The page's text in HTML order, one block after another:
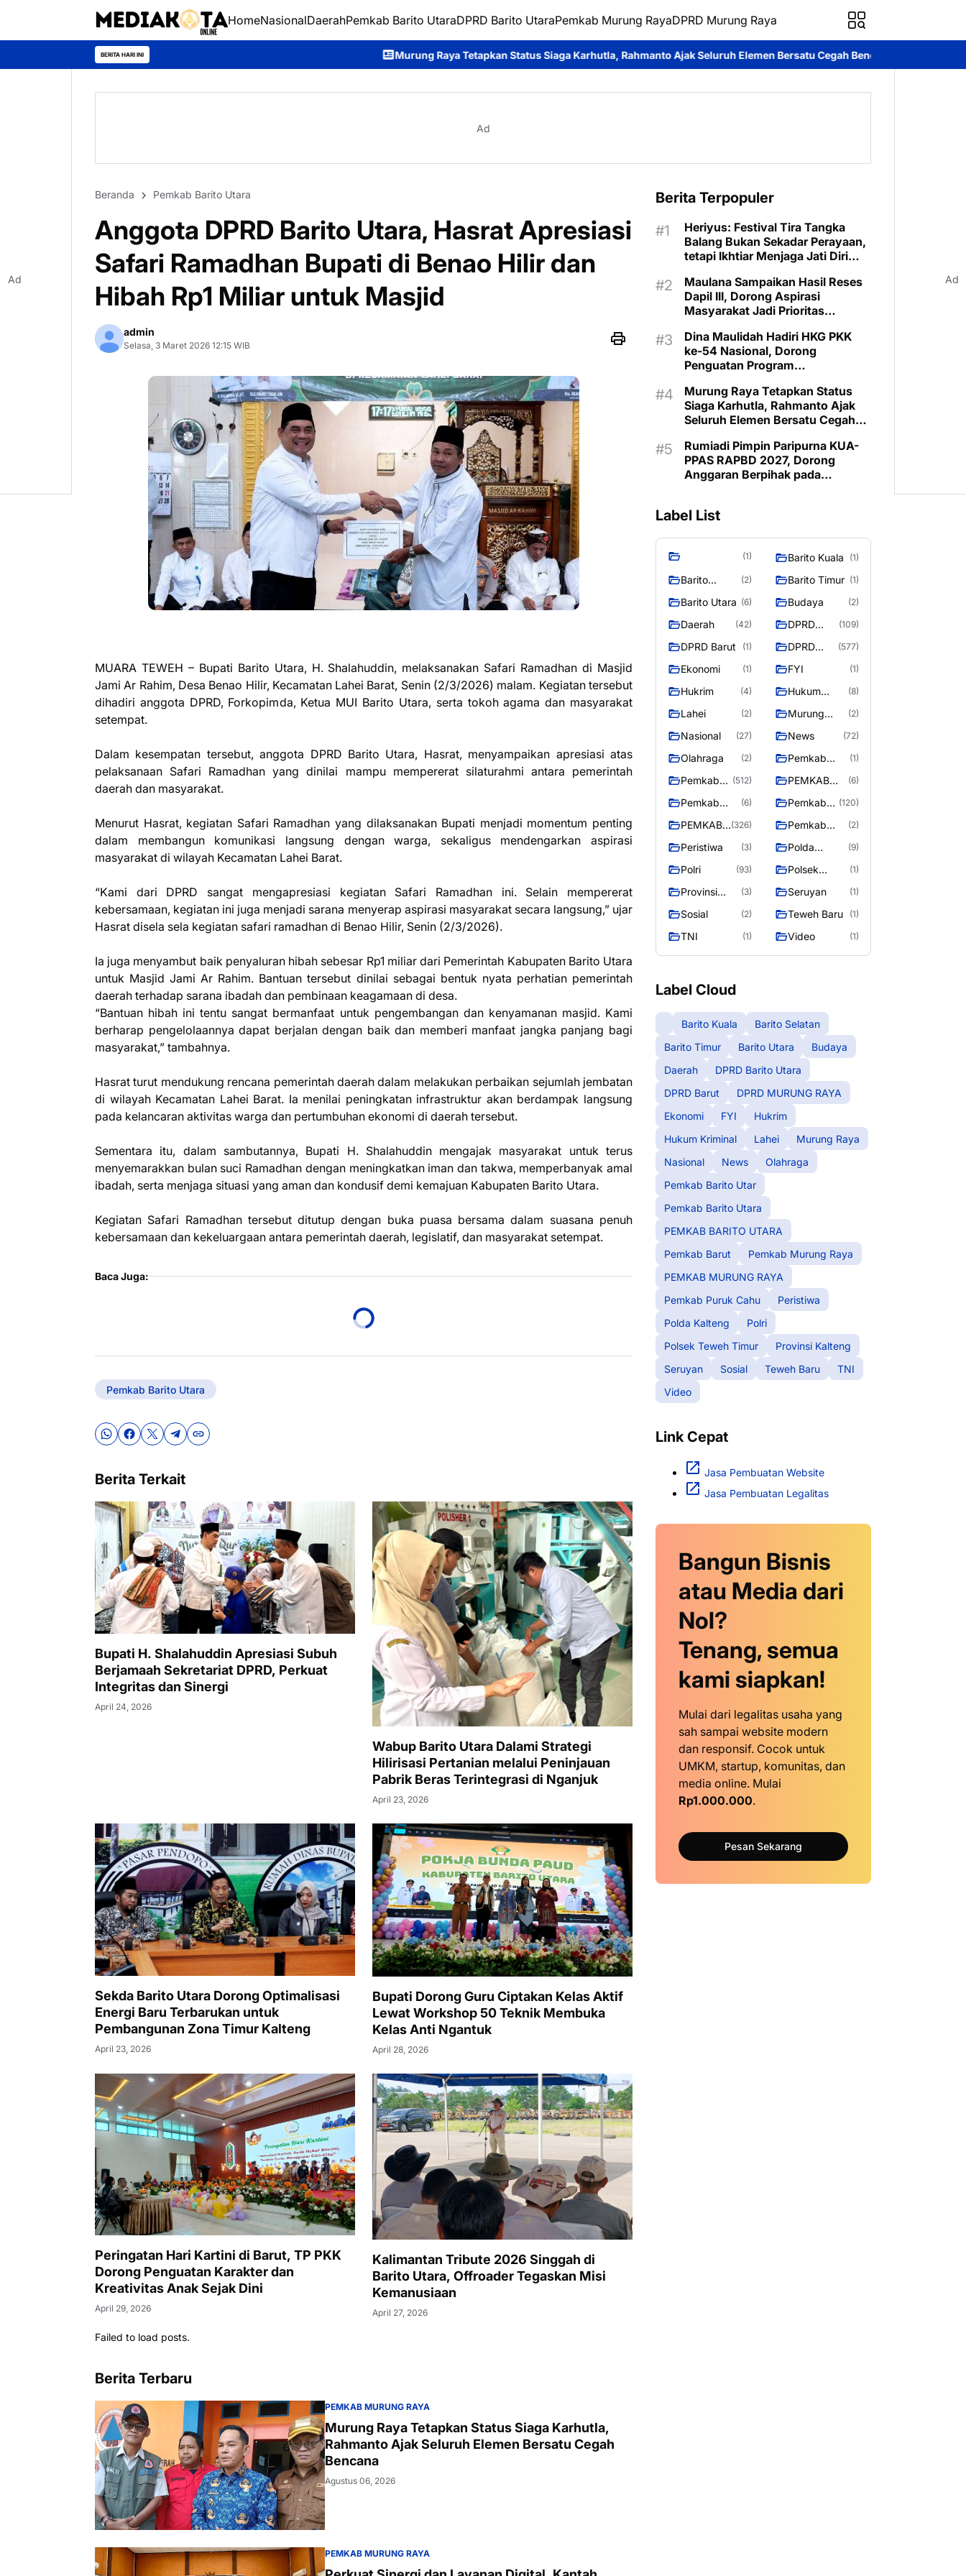
HomeNasionalDaerahPemkab Barito UtaraDPRD Barito UtaraPemkab Murung RayaDPRD Murung Raya
BERITA HARI INI Murung Raya Tetapkan Status Siaga Karhutla, Rahmanto Ajak Seluruh Elemen Bersatu Cegah Bencana Perkuat Sinergi dan Layanan Digital,
Ad
Beranda Pemkab Barito Utara
Anggota DPRD Barito Utara, Hasrat Apresiasi
Safari Ramadhan Bupati di Benao Hilir dan
Hibah Rp1 Miliar untuk Masjid
admin
Selasa, 3 Maret 2026 12:15 WIB
MUARA TEWEH – Bupati Barito Utara, H. Shalahuddin, melaksanakan Safari Ramadhan di Masjid
Jami Ar Rahim, Desa Benao Hilir, Kecamatan Lahei Barat, Senin (2/3/2026) malam. Kegiatan tersebut
dihadiri anggota DPRD, Forkopimda, Ketua MUI Barito Utara, serta tokoh agama dan masyarakat
setempat.
Dalam kesempatan tersebut, anggota DPRD Barito Utara, Hasrat, menyampaikan apresiasi atas
pelaksanaan Safari Ramadhan yang dinilai mampu mempererat silaturahmi antara pemerintah
daerah dan masyarakat.
Menurut Hasrat, kegiatan Safari Ramadhan yang dilaksanakan Bupati menjadi momentum penting
dalam membangun komunikasi langsung dengan warga, sekaligus mendengarkan aspirasi
masyarakat di wilayah Kecamatan Lahei Barat.
“Kami dari DPRD sangat mengapresiasi kegiatan Safari Ramadhan ini. Selain mempererat
kebersamaan, kegiatan ini juga menjadi sarana menyerap aspirasi masyarakat secara langsung,” ujar
Hasrat disela sela kegiatan safari ramadhan di Benao Hilir, Senin (2/3/2026).
Ia juga menyambut baik penyaluran hibah sebesar Rp1 miliar dari Pemerintah Kabupaten Barito Utara
untuk Masjid Jami Ar Rahim. Bantuan tersebut dinilai sebagai bentuk nyata perhatian pemerintah
daerah terhadap sarana ibadah dan pembinaan keagamaan di desa.
“Bantuan hibah ini tentu sangat bermanfaat untuk pengembangan dan kenyamanan masjid. Kami
berharap pengelolaannya dapat berjalan dengan baik dan memberi manfaat jangka panjang bagi
masyarakat,” tambahnya.
Hasrat turut mendukung rencana pemerintah daerah dalam melakukan perbaikan sejumlah jembatan
di wilayah Kecamatan Lahei Barat. Ia menilai peningkatan infrastruktur akan berdampak langsung
pada kelancaran aktivitas warga dan pertumbuhan ekonomi di daerah tersebut.
Sementara itu, dalam sambutannya, Bupati H. Shalahuddin mengajak masyarakat untuk terus
menyemarakkan bulan suci Ramadhan dengan meningkatkan iman dan takwa, memperbanyak amal
ibadah, serta menjaga situasi yang aman dan kondusif demi kemajuan Kabupaten Barito Utara.
Kegiatan Safari Ramadhan tersebut ditutup dengan buka puasa bersama dalam suasana penuh
kebersamaan dan kekeluargaan antara pemerintah daerah, legislatif, dan masyarakat setempat.
Baca Juga:
Pemkab Barito Utara
Berita Terkait
Bupati H. Shalahuddin Apresiasi Subuh
Berjamaah Sekretariat DPRD, Perkuat
Integritas dan Sinergi
April 24, 2026
Wabup Barito Utara Dalami Strategi
Hilirisasi Pertanian melalui Peninjauan
Pabrik Beras Terintegrasi di Nganjuk
April 23, 2026
Sekda Barito Utara Dorong Optimalisasi
Energi Baru Terbarukan untuk
Pembangunan Zona Timur Kalteng
April 23, 2026
Bupati Dorong Guru Ciptakan Kelas Aktif
Lewat Workshop 50 Teknik Membuka
Kelas Anti Ngantuk
April 28, 2026
Peringatan Hari Kartini di Barut, TP PKK
Dorong Penguatan Karakter dan
Kreativitas Anak Sejak Dini
April 29, 2026
Kalimantan Tribute 2026 Singgah di
Barito Utara, Offroader Tegaskan Misi
Kemanusiaan
April 27, 2026
Failed to load posts.
Berita Terbaru
PEMKAB MURUNG RAYA
Murung Raya Tetapkan Status Siaga Karhutla,
Rahmanto Ajak Seluruh Elemen Bersatu Cegah
Bencana
Agustus 06, 2026
PEMKAB MURUNG RAYA
Berita Terpopuler
Heriyus: Festival Tira Tangka
Balang Bukan Sekadar Perayaan,
tetapi Ikhtiar Menjaga Jati Diri
Maulana Sampaikan Hasil Reses
Dapil III, Dorong Aspirasi
Masyarakat Jadi Prioritas
Dina Maulidah Hadiri HKG PKK
ke-54 Nasional, Dorong
Penguatan Program
Murung Raya
Murung Raya Tetapkan Status
Siaga Karhutla, Rahmanto Ajak
Seluruh Elemen Bersatu Cegah
Rumiadi Pimpin Paripurna KUA-
PPAS RAPBD 2027, Dorong
Anggaran Berpihak pada
Label List
(1) Barito Kuala (1)
Barito
(2) Barito Timur (1)
Barito Utara (6) Budaya (2)
Daerah (42)
DPRD
Utara
(109)
DPRD Barut (1)
DPRD
RAYA
(577)
Ekonomi (1) FYI (1)
Hukrim (4)
Hukum
(8)
Lahei (2)
Murung
(2)
Nasional (27) News (72)
Olahraga (2)
Pemkab
(1)
Pemkab
Utara
(512)
PEMKAB
UTARA
(6)
Pemkab
(6)
Pemkab
Raya
(120)
PEMKAB
RAYA
(326)
Pemkab
(2)
Peristiwa (3)
Polda
(9)
Polri (93)
Polsek
(1)
Provinsi
(3) Seruyan (1)
Sosial (2) Teweh Baru (1)
TNI (1) Video (1)
Label Cloud
Barito Kuala
Barito Selatan
Barito Timur
Barito Utara
Budaya
Daerah
DPRD Barito Utara
DPRD Barut
DPRD MURUNG RAYA
Ekonomi
FYI
Hukrim
Hukum Kriminal
Lahei
Murung Raya
Nasional
News
Olahraga
Pemkab Barito Utar
Pemkab Barito Utara
PEMKAB BARITO UTARA
Pemkab Barut
Pemkab Murung Raya
PEMKAB MURUNG RAYA
Pemkab Puruk Cahu
Peristiwa
Polda Kalteng
Polri
Polsek Teweh Timur
Provinsi Kalteng
Seruyan
Sosial Teweh Baru
TNI
Video
Link Cepat
Jasa Pembuatan Website
Jasa Pembuatan Legalitas
Bangun Bisnis
atau Media dari
Nol?
Tenang, semua
kami siapkan!
Mulai dari legalitas usaha yang
sah sampai website modern
dan responsif. Cocok untuk
UMKM, startup, komunitas, dan
media online. Mulai
Rp1.000.000.
Pesan Sekarang
Ad Ad